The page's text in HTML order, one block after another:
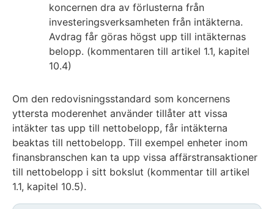
koncernen dra av förlusterna från
investeringsverksamheten från intäkterna.
Avdrag får göras högst upp till intäkternas
belopp. (kommentaren till artikel 1.1, kapitel
10.4)
Om den redovisningsstandard som koncernens
yttersta moderenhet använder tillåter att vissa
intäkter tas upp till nettobelopp, får intäkterna
beaktas till nettobelopp. Till exempel enheter inom
finansbranschen kan ta upp vissa affärstransaktioner
till nettobelopp i sitt bokslut (kommentar till artikel
1.1, kapitel 10.5).